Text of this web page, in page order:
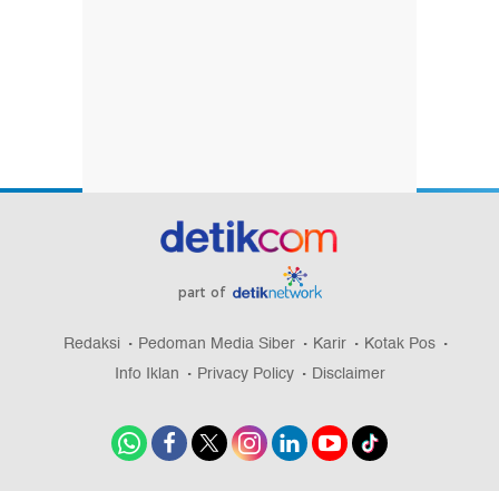
part of
Redaksi Pedoman Media Siber Karir
Kotak Pos
Info Iklan
Privacy Policy Disclaimer